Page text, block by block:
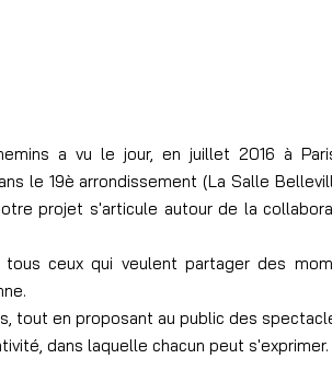
a vu le jour, en juillet 2016 à
le 19è arrondissement (La Salle
projet s'articule autour de la
ceux qui veulent partager des
tout en proposant au public des
dans laquelle chacun peut s'exprimer.